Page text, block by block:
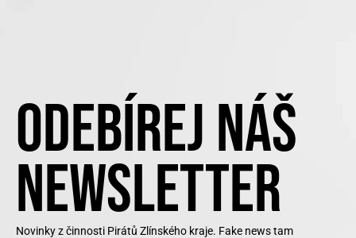
ODEBÍREJ NÁŠ
NEWSLETTER
Novinky z činnosti Pirátů Zlínského kraje. Fake news tam